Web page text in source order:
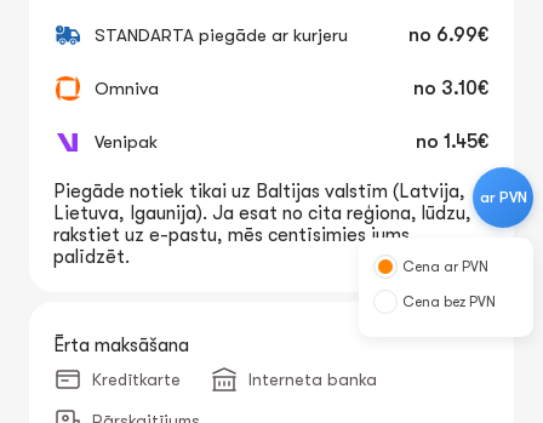
STANDARTA piegāde ar kurjeru no 6.99€
Omniva no 3.10€
Venipak no 1.45€
Piegāde notiek tikai uz Baltijas valstīm (Latvija,
Lietuva, Igaunija). Ja esat no cita reģiona, lūdzu,
rakstiet uz e-pastu, mēs centīsimies jums
palīdzēt.
Ērta maksāšana
Kredītkarte Interneta banka
ar PVN
Cena ar PVN
Cena bez PVN